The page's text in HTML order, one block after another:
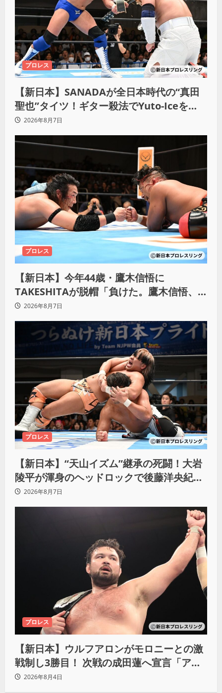
プロレス
【新日本】SANADAが全日本時代の“真田
聖也”タイツ！ギター殺法でYuto-Iceを
KO「俺と闘う時は考えろ。感じるな」
2026年8月7日
プロレス
【新日本】今年44歳・鷹木信悟に
TAKESHITAが脱帽「負けた。鷹木信悟、
強いわ！」
2026年8月7日
プロレス
【新日本】“天山イズム”継承の死闘！大岩
陵平が渾身のヘッドロックで後藤洋央紀か
らタップ奪取 執念の「リベンジ＆4勝目」
2026年8月7日
プロレス
【新日本】ウルフアロンがモロニーとの激
戦制し3勝目！ 次戦の成田蓮へ宣言「アイ
ツの王道を俺の王道でぶち壊す」
2026年8月4日